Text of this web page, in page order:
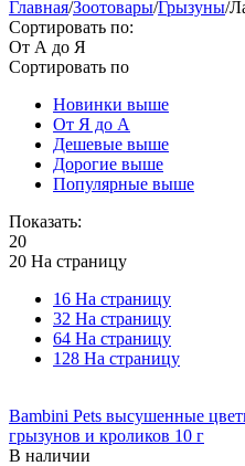
Главная/Зоотовары/Грызуны/
Сортировать по:
От А до Я
Сортировать по
Новинки выше
От Я до А
Дешевые выше
Дорогие выше
Популярные выше
Показать:
20
20 На страницу
16 На страницу
32 На страницу
64 На страницу
128 На страницу
Bambini Pets высушенные
грызунов и кроликов 10 г
В наличии